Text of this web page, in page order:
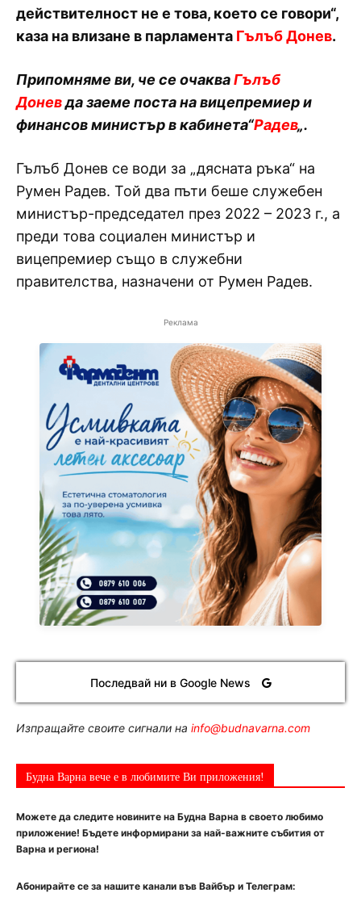
действителност не е това, което се говори“,
каза на влизане в парламента Гълъб Донев.
Припомняме ви, че се очакваГълъб
Доневда заеме поста на вицепремиер и
финансов министър в кабинета“Радев„.
Гълъб Донев се води за „дясната ръка“ на
Румен Радев. Той два пъти беше служебен
министър-председател през 2022 – 2023 г., а
преди това социален министър и
вицепремиер също в служебни
правителства, назначени от Румен Радев.
Реклама
Последвай ни в Google News
Изпращайте своите сигнали на info@budnavarna.com
Будна Варна вече е в любимите Ви приложения!
Можете да следите новините на Будна Варна в своето любимо
приложение! Бъдете информирани за най-важните събития от
Варна и региона!
Абонирайте се за нашите канали във Вайбър и Телеграм: